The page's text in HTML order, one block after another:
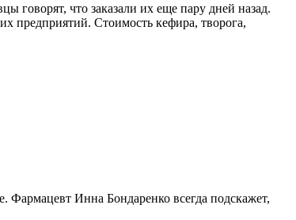
говорят, что заказали их еще пару дней назад.
предприятий. Стоимость кефира, творога,
Инна Бондаренко всегда подскажет,